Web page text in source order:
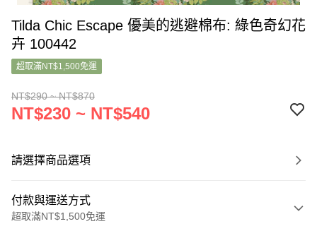
Tilda Chic Escape 優美的逃避棉布: 綠色奇幻花
卉 100442
超取滿NT$1,500免運
NT$290 ~ NT$870
NT$230 ~ NT$540
請選擇商品選項
付款與運送方式
超取滿NT$1,500免運